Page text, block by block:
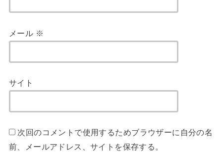
メール ※
サイト
次回のコメントで使用するためブラウザーに自分の名
前、メールアドレス、サイトを保存する。